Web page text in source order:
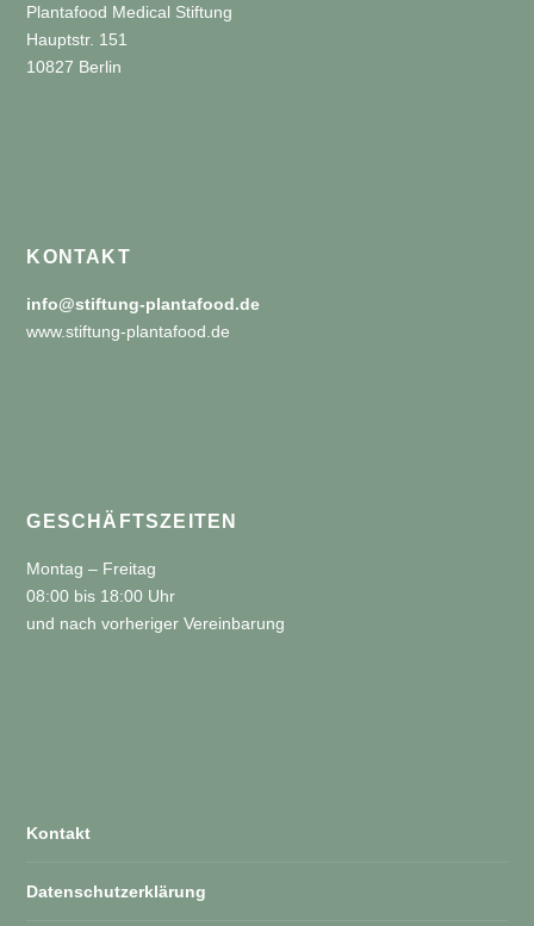
Plantafood Medical Stiftung
Hauptstr. 151
10827 Berlin
KONTAKT
info@stiftung-plantafood.de
www.stiftung-plantafood.de
GESCHÄFTSZEITEN
Montag – Freitag
08:00 bis 18:00 Uhr
und nach vorheriger Vereinbarung
Kontakt
Datenschutzerklärung